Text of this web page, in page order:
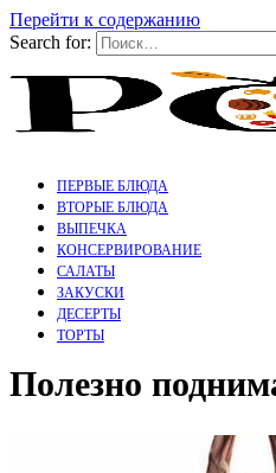
Перейти к содержанию
Search for:
ПЕРВЫЕ БЛЮДА
ВТОРЫЕ БЛЮДА
ВЫПЕЧКА
КОНСЕРВИРОВАНИЕ
САЛАТЫ
ЗАКУСКИ
ДЕСЕРТЫ
ТОРТЫ
Полезно